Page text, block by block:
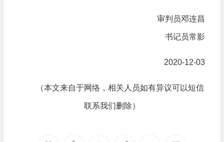
审判员邓连昌
书记员常影
2020-12-03
（本文来自于网络，相关人员如有异议可以短信
联系我们删除）